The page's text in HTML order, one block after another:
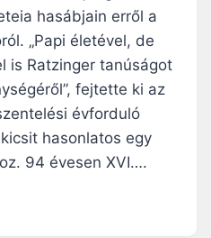
hasábjain erről a
„Papi életével, de
is Ratzinger tanúságot
fejtette ki az
évforduló
hasonlatos egy
94 évesen XVI….